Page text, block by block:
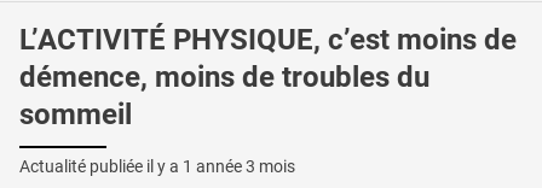
L’ACTIVITÉ PHYSIQUE, c’est moins de
démence, moins de troubles du
sommeil
Actualité publiée il y a 1 année 3 mois